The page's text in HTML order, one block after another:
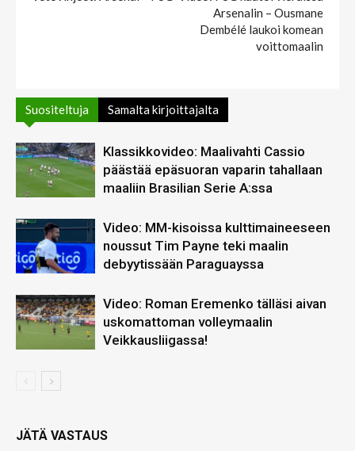
Arsenalin – Ousmane
Dembélé laukoi komean
voittomaalin
Suositeltuja Samalta kirjoittajalta
Klassikkovideo: Maalivahti Cassio
päästää epäsuoran vaparin tahallaan
maaliin Brasilian Serie A:ssa
Video: MM-kisoissa kulttimaineeseen
noussut Tim Payne teki maalin
debyytissään Paraguayssa
Video: Roman Eremenko tälläsi aivan
uskomattoman volleymaalin
Veikkausliigassa!
JÄTÄ VASTAUS